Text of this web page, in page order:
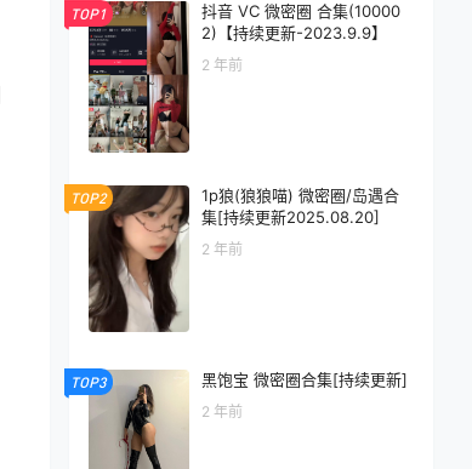
TOP1
抖音 VC 微密圈 合集(10000
2)【持续更新-2023.9.9】
2 年前
TOP2
1p狼(狼狼喵) 微密圈/岛遇合
集[持续更新2025.08.20]
2 年前
TOP3 黑饱宝 微密圈合集[持续更新]
2 年前